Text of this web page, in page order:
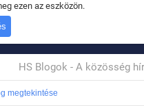
ezen az eszközön.
HS Blogok - A közösség
megtekintése